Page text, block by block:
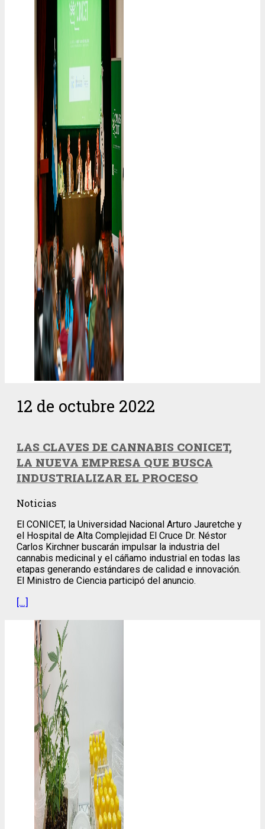
12 de octubre 2022
LAS CLAVES DE CANNABIS CONICET,
LA NUEVA EMPRESA QUE BUSCA
INDUSTRIALIZAR EL PROCESO
Noticias
El CONICET, la Universidad Nacional Arturo Jauretche y
el Hospital de Alta Complejidad El Cruce Dr. Néstor
Carlos Kirchner buscarán impulsar la industria del
cannabis medicinal y el cáñamo industrial en todas las
etapas generando estándares de calidad e innovación.
El Ministro de Ciencia participó del anuncio.
[…]